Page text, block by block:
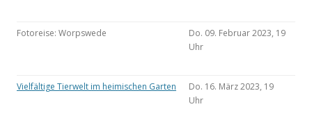
Fotoreise: Worpswede
Do. 09. Februar 2023, 19
Uhr
Vielfältige Tierwelt im heimischen Garten
Do. 16. März 2023, 19
Uhr